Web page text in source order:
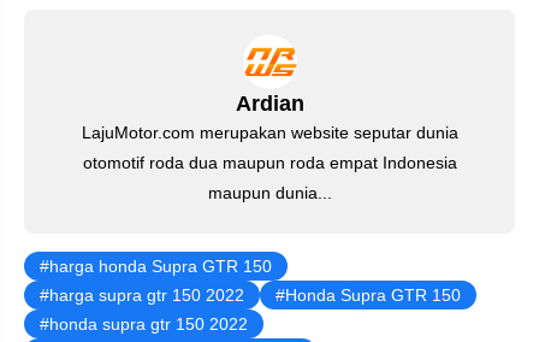
m
Ardian
LajuMotor.com merupakan website seputar dunia
otomotif roda dua maupun roda empat Indonesia
maupun dunia...
harga honda Supra GTR 150
harga supra gtr 150 2022
Honda Supra GTR 150
honda supra gtr 150 2022